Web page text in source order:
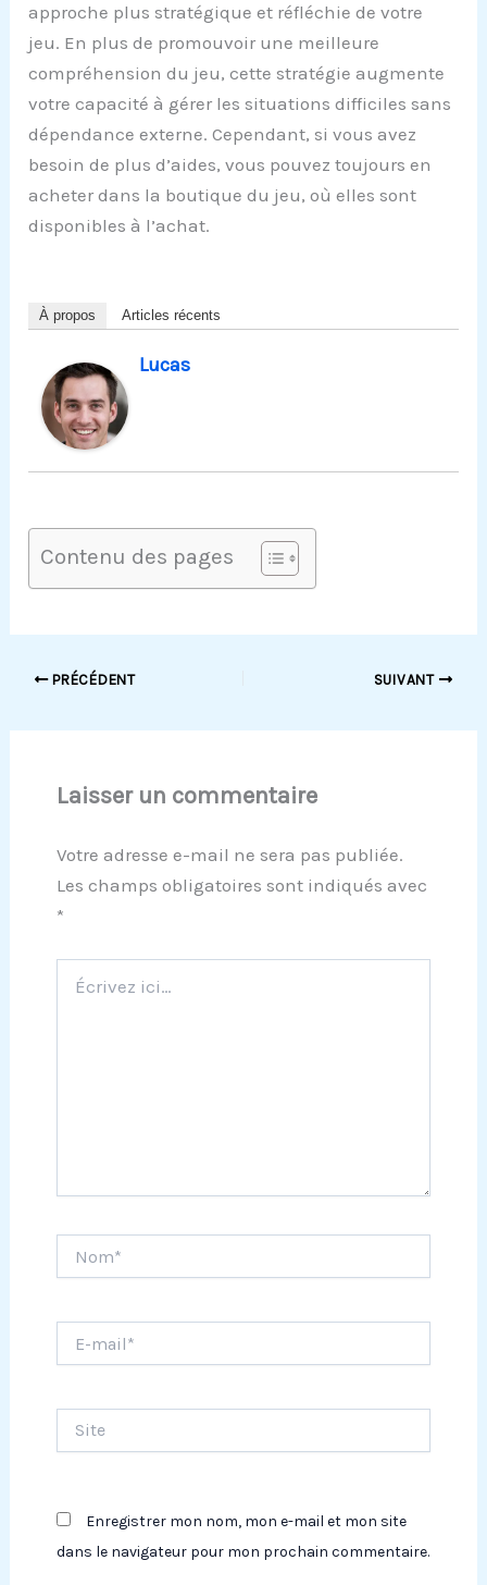
approche plus stratégique et réfléchie de votre
jeu. En plus de promouvoir une meilleure
compréhension du jeu, cette stratégie augmente
votre capacité à gérer les situations difficiles sans
dépendance externe. Cependant, si vous avez
besoin de plus d’aides, vous pouvez toujours en
acheter dans la boutique du jeu, où elles sont
disponibles à l’achat.
À propos Articles récents
Lucas
Contenu des pages
PRÉCÉDENT SUIVANT
Laisser un commentaire
Votre adresse e-mail ne sera pas publiée.
Les champs obligatoires sont indiqués avec
*
ici…
mail*
Enregistrer mon nom, mon e-mail et mon site
dans le navigateur pour mon prochain commentaire.